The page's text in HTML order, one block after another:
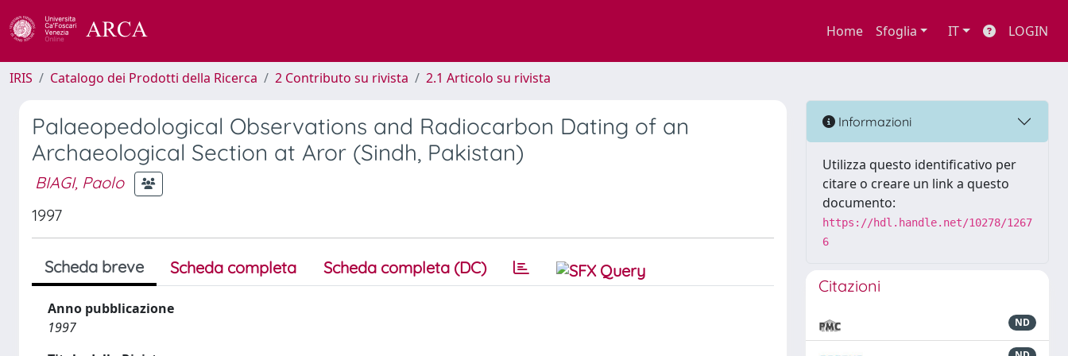
Home Sfoglia IT LOGIN
IRIS Catalogo dei Prodotti della Ricerca 2 Contributo su rivista 2.1 Articolo su rivista
Palaeopedological Observations and Radiocarbon Dating of an
Archaeological Section at Aror (Sindh, Pakistan)
BIAGI, Paolo
1997
Scheda breve Scheda completa Scheda completa (DC)
Anno pubblicazione
1997
Informazioni
Utilizza questo identificativo per
citare o creare un link a questo
documento:
https://hdl.handle.net/10278/1267
6
Citazioni
ND